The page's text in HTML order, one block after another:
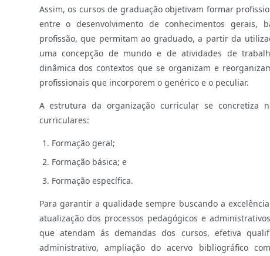
Assim, os cursos de graduação objetivam formar
entre o desenvolvimento de conhecimentos gerais,
profissão, que permitam ao graduado, a partir da
uma concepção de mundo e de atividades de
dinâmica dos contextos que se organizam e
profissionais que incorporem o genérico e o peculiar.
A estrutura da organização curricular se concretiza
curriculares:
Formação geral;
Formação básica; e
Formação específica.
Para garantir a qualidade sempre buscando a
atualização dos processos pedagógicos e
que atendam ás demandas dos cursos, efetiva
administrativo, ampliação do acervo bibliográfico